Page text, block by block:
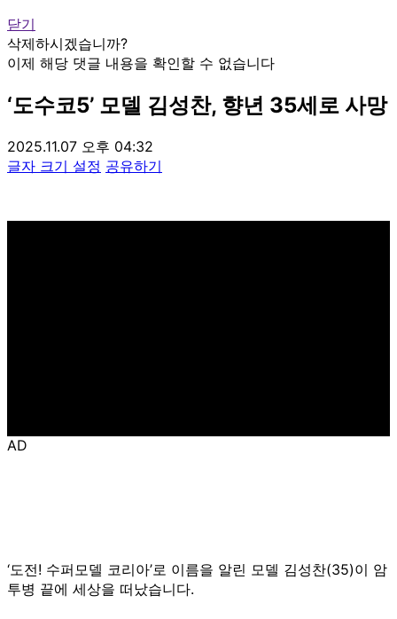
닫기
삭제하시겠습니까?
이제 해당 댓글 내용을 확인할 수 없습니다
‘도수코5’ 모델 김성찬, 향년 35세로 사망
2025.11.07 오후 04:32
글자 크기 설정 공유하기
AD
‘도전! 수퍼모델 코리아’로 이름을 알린 모델 김성찬(35)이 암
투병 끝에 세상을 떠났습니다.